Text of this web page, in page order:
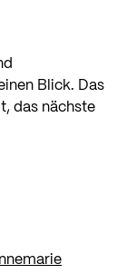
Blick. Das
das nächste